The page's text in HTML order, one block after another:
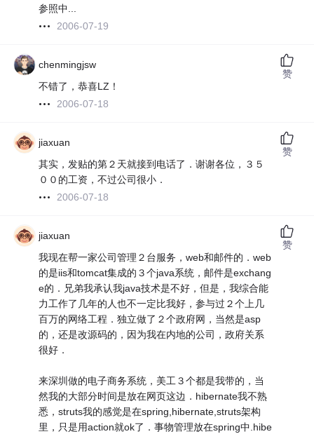
参照中...
2006-07-19
chenmingjsw
不错了，恭喜LZ！
2006-07-18
赞
jiaxuan
其实，发贴的第２天就接到电话了．谢谢各位，３５
００的工资，不过公司很小．
2006-07-18
赞
jiaxuan
我现在帮一家公司管理２台服务，web和邮件的．web
的是iis和tomcat集成的３个java系统，邮件是exchang
e的．兄弟我承认我java技术是不好，但是，我综合能
力工作了几年的人也不一定比我好，参与过２个上几
百万的网络工程．独立做了２个政府网，当然是asp
的，还是改源码的，因为我在内地的公司，政府关系
很好．
来深圳做的电子商务系统，美工３个都是我带的，当
然我的大部分时间是放在网页这边．hibernate我不熟
悉，struts我的感觉是在spring,hibernate,struts架构
里，只是用action就ok了．事物管理放在spring中.hibe
赞